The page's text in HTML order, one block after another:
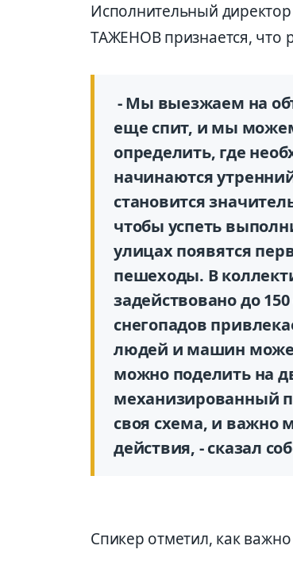
Исполнительный
ТАЖЕНОВ признается, что
- Мы выезжаем на
еще спит, и мы
определить, где
начинаются
становится
чтобы успеть
улицах появятся
пешеходы. В
задействовано до
снегопадов
людей и машин
можно поделить на
механизированный
своя схема, и важно
действия, - сказал
Спикер отметил, как